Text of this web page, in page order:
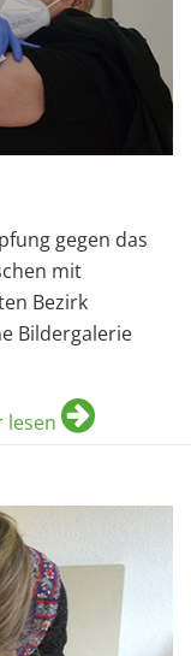
gegen das
mit
Bezirk
Bildergalerie
lesen